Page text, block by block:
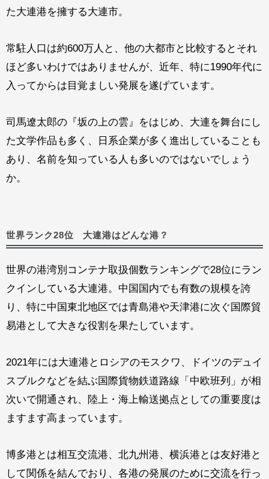
た大連港を擁する大連市。
常駐人口は約600万人と、他の大都市と比較するとそれ
ほど多いわけではありませんが、近年、特に1990年代に
入ってからは目覚ましい発展を遂げています。
司馬遼太郎の『坂の上の雲』をはじめ、大連を舞台にし
た文学作品も多く、日系企業が多く進出していることも
あり、名前を知っている人も多いのではないでしょう
か。
世界ランク28位 大連港はどんな港？
世界の港湾別コンテナ取扱個数ランキングで28位にラン
クインしている大連港。中国国内でも有数の規模を誇
り、特に中国東北地区では青島港や天津港に次ぐ国際貿
易港として大きな役割を果たしています。
2021年には大連港とロシアのモスクワ、ドイツのデュイ
スブルクなどを結ぶ国際貨物鉄道路線「中欧班列」が相
次いで開通され、陸上・海上輸送拠点としての重要度は
ますます高まっています。
博多港とは相互交流港、北九州港、横浜港とは友好港と
して関係を結んでおり、各港の発展のために交流を行っ